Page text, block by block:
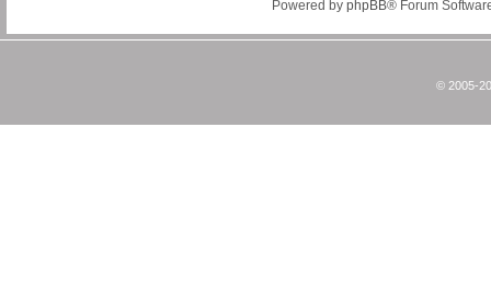
Powered by phpBB® Forum
© 2005-